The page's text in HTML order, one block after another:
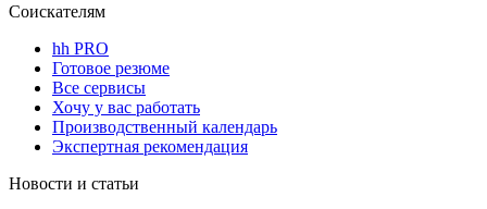
Соискателям
hh PRO
Готовое резюме
Все сервисы
Хочу у вас работать
Производственный календарь
Экспертная рекомендация
Новости и статьи